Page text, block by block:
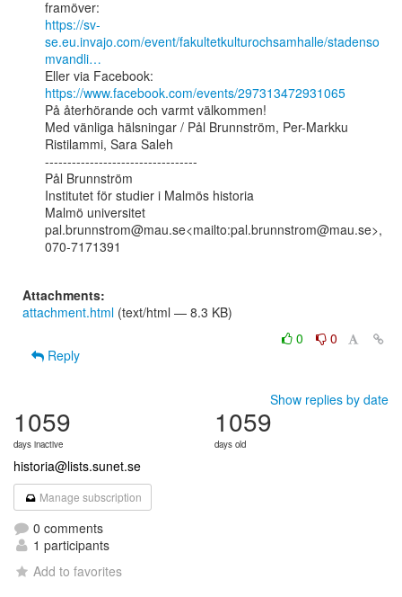
https://sv-
se.eu.invajo.com/event/fakultetkulturochsamhalle/stadenso
mvandli…
https://www.facebook.com/events/297313472931065
På återhörande och varmt välkommen!
Med vänliga hälsningar / Pål Brunnström, Per-Markku
Ristilammi, Sara Saleh
----------------------------------
Pål Brunnström
Institutet för studier i Malmös historia
Malmö universitet
pal.brunnstrom@mau.se<mailto:pal.brunnstrom@mau.se>,
070-7171391
Attachments:
attachment.html (text/html — 8.3 KB)
0
0
Reply
Show replies by date
1059
days inactive
1059
days old
historia@lists.sunet.se
Manage subscription
0 comments
1 participants
Add to favorites